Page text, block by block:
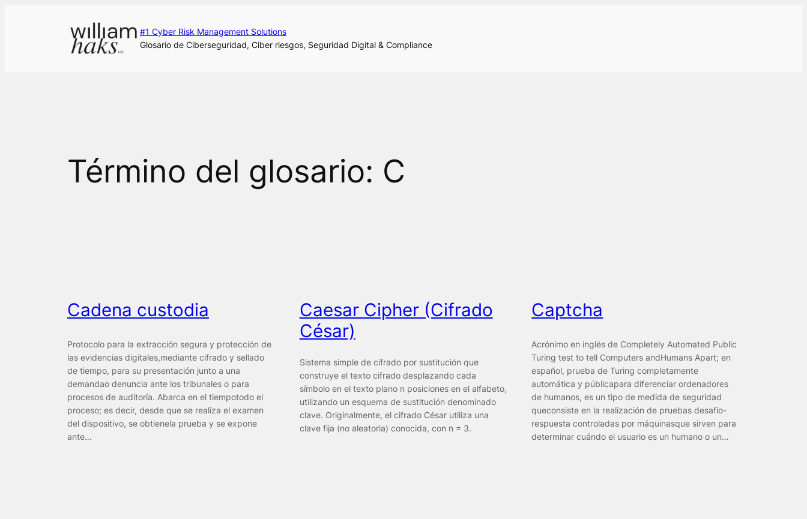
#1 Cyber Risk Management Solutions
Glosario de Ciberseguridad, Ciber riesgos, Seguridad Digital & Compliance
Término del glosario: C
Cadena custodia
Protocolo para la extracción segura y protección de
las evidencias digitales,mediante cifrado y sellado
de tiempo, para su presentación junto a una
demandao denuncia ante los tribunales o para
procesos de auditoría. Abarca en el tiempotodo el
proceso; es decir, desde que se realiza el examen
del dispositivo, se obtienela prueba y se expone
ante…
Caesar Cipher (Cifrado
César)
Sistema simple de cifrado por sustitución que
construye el texto cifrado desplazando cada
símbolo en el texto plano n posiciones en el alfabeto,
utilizando un esquema de sustitución denominado
clave. Originalmente, el cifrado César utiliza una
clave fija (no aleatoria) conocida, con n = 3.
Captcha
Acrónimo en inglés de Completely Automated Public
Turing test to tell Computers andHumans Apart; en
español, prueba de Turing completamente
automática y públicapara diferenciar ordenadores
de humanos, es un tipo de medida de seguridad
queconsiste en la realización de pruebas desafío-
respuesta controladas por máquinasque sirven para
determinar cuándo el usuario es un humano o un…